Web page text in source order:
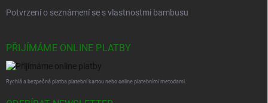
Potvrzení o seznámení se s vlastnostmi bambusu
PŘIJÍMÁME ONLINE PLATBY
Rychlá a bezpečná platba platební kartou nebo online platebními metodami.